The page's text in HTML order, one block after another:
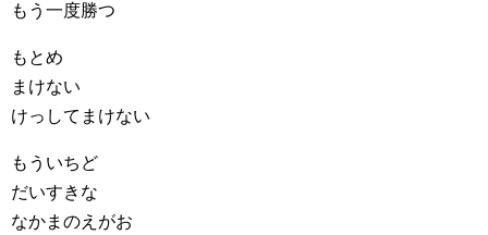
もう一度勝つ
もとめ
まけない
けっしてまけない
もういちど
だいすきな
なかまのえがお